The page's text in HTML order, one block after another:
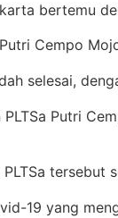
bertemu
Cempo
selesai,
PLTSa Putri
19 yang